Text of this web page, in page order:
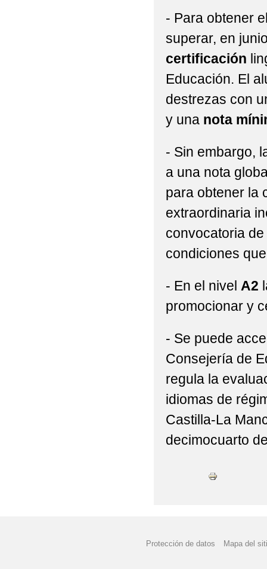
- Para obtener
superar, en
certificación
Educación. El
destrezas con
y una nota
- Sin embargo,
a una nota
para obtener la
extraordinaria
convocatoria
condiciones
- En el nivel A2
promocionar y
- Se puede
Consejería de
regula la
idiomas de
Castilla-La
decimocuarto
Protección de datos Mapa del